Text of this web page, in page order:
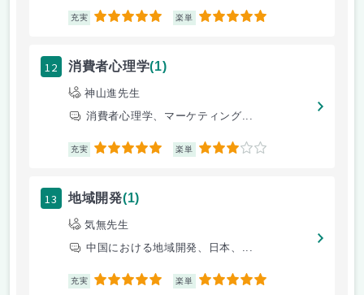
充実 5 楽単 5
12 消費者心理学(1)
神山進先生
消費者心理学、マーケティング...
充実 5 楽単 3
13 地域開発(1)
気無先生
中国における地域開発、日本、...
充実 5 楽単 5